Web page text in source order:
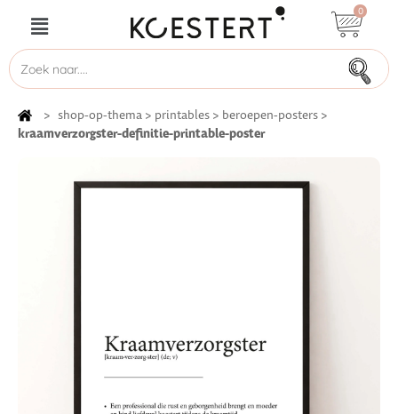
0
> shop-op-thema > printables > beroepen-posters >
kraamverzorgster-definitie-printable-poster